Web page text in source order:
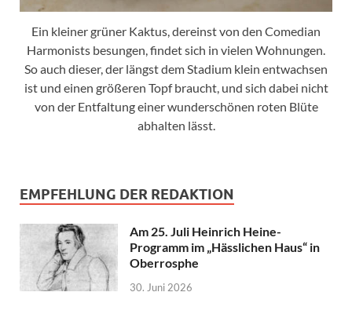
Ein kleiner grüner Kaktus, dereinst von den Comedian
Harmonists besungen, findet sich in vielen Wohnungen.
So auch dieser, der längst dem Stadium klein entwachsen
ist und einen größeren Topf braucht, und sich dabei nicht
von der Entfaltung einer wunderschönen roten Blüte
abhalten lässt.
EMPFEHLUNG DER REDAKTION
Am 25. Juli Heinrich Heine-
Programm im „Hässlichen Haus“ in
Oberrosphe
30. Juni 2026